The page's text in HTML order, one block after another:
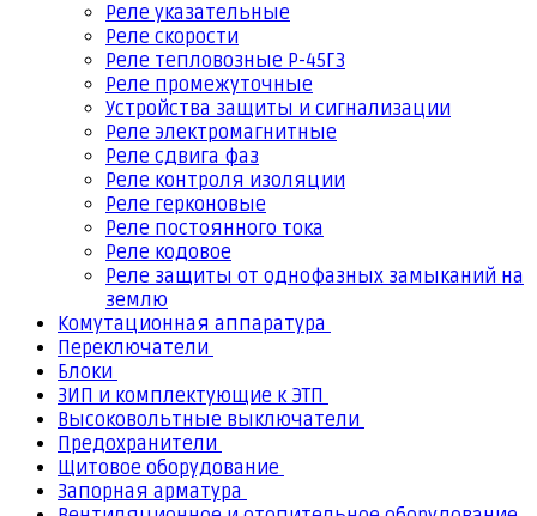
Реле указательные
Реле скорости
Реле тепловозные Р-45Г3
Реле промежуточные
Устройства защиты и сигнализации
Реле электромагнитные
Реле сдвига фаз
Реле контроля изоляции
Реле герконовые
Реле постоянного тока
Реле кодовое
Реле защиты от однофазных замыканий на
землю
Комутационная аппаратура
Переключатели
Блоки
ЗИП и комплектующие к ЭТП
Высоковольтные выключатели
Предохранители
Щитовое оборудование
Запорная арматура